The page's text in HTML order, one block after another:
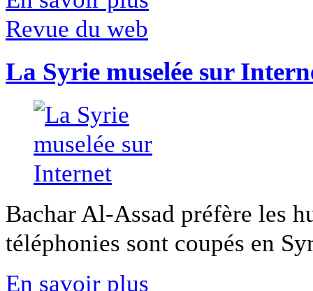
Revue du web
La Syrie muselée sur
Bachar Al-Assad préfère les
téléphonies sont coupés en
En savoir plus